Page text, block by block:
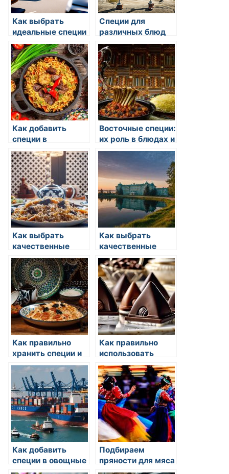
Как выбрать
идеальные специи
для плова
Специи для
различных блюд
Как добавить
специи в
повседневные
рецепты
Восточные специи:
их роль в блюдах и
особенности
применения
Как выбрать
качественные
специи
Как выбрать
качественные
специи
Как правильно
хранить специи и
пряности
Как правильно
использовать
острые специи
Как добавить
специи в овощные
салаты
Подбираем
пряности для мяса